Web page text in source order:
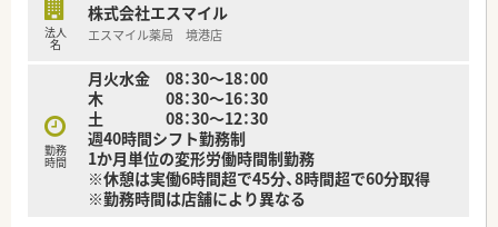
法人
名
株式会社エスマイル
エスマイル薬局 境港店
勤務
時間
月火水金 08：30～18：00
木 08：30～16：30
土 08：30～12：30
週40時間シフト勤務制
1か月単位の変形労働時間制勤務
※休憩は実働6時間超で45分、8時間超で60分取得
※勤務時間は店舗により異なる